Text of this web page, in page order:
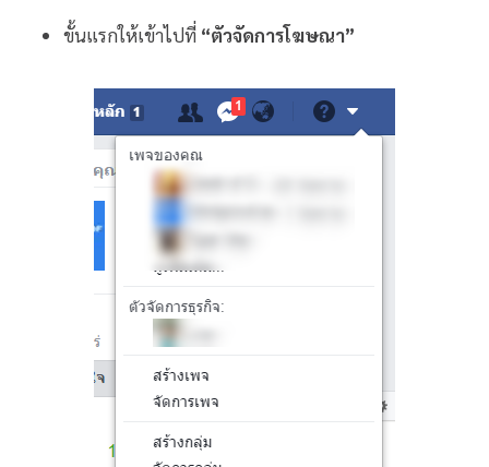
ขั้นแรกให้เข้าไปที่ “ตัวจัดการโฆษณา”